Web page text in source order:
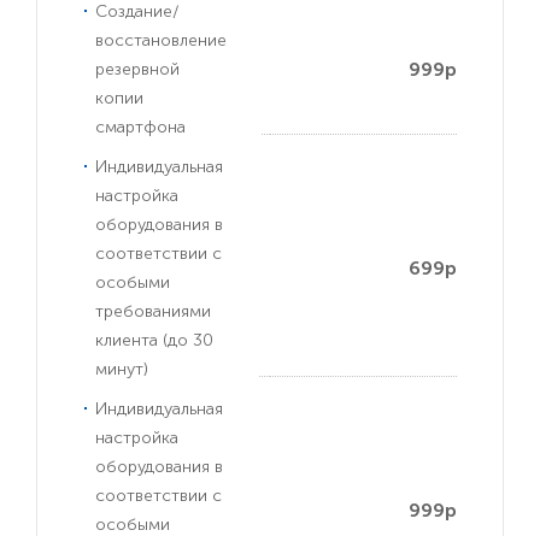
Создание/
восстановление
резервной
копии
смартфона
999р
Индивидуальная
настройка
оборудования в
соответствии с
особыми
требованиями
клиента (до 30
минут)
699р
Индивидуальная
настройка
оборудования в
соответствии с
особыми
999р